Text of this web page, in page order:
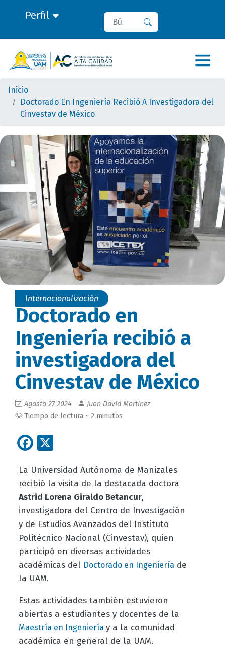
Perfil Buscar
Inicio
Doctorado En Ingeniería Recibió A Investigadora del
Cinvestav de México
Internacionalización
Doctorado en
Ingeniería recibió a
investigadora del
Cinvestav de México
Agosto 27 2024
Juan David Martinez
Tiempo de lectura ~ 2 minutos
Facebook
La Universidad Autónoma de Manizales
recibió la visita de la destacada doctora
Astrid Lorena Giraldo Betancur,
investigadora del Centro de Investigación
y de Estudios Avanzados del Instituto
Politécnico Nacional (Cinvestav), quien
participó en diversas actividades
académicas del Doctorado en Ingenieríade
la UAM.
Estas actividades también estuvieron
abiertas a estudiantes y docentes de la
Maestría en Ingeniería y a la comunidad
académica en general de la UAM.